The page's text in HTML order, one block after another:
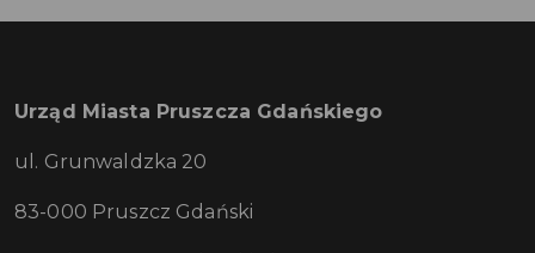
Urząd Miasta Pruszcza Gdańskiego
ul. Grunwaldzka 20
83-000 Pruszcz Gdański